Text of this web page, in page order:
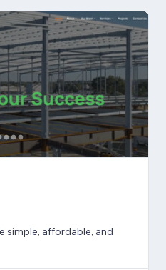
simple, affordable, and